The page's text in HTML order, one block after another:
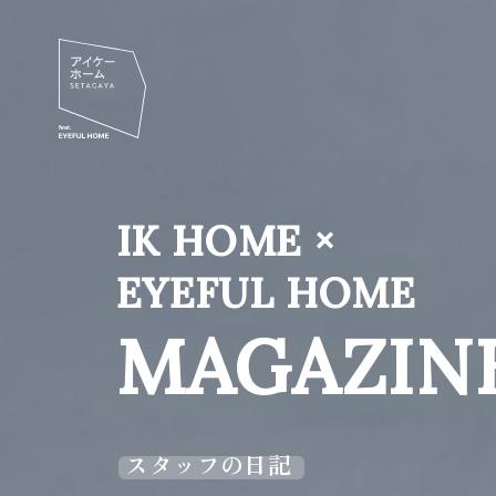
IK HOME ×
EYEFUL HOME
スタッフの日記